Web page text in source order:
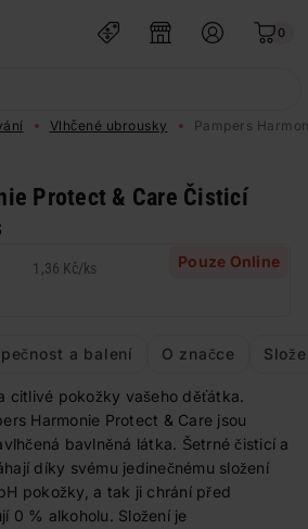
0
Vlhčené ubrousky Pampers
Protect & Care Čisticí
Pouze Online
1,36 Kč/ks
a balení O značce
citlivé pokožky vašeho děťátka.
Harmonie Protect & Care jsou
bavlněná látka. Šetrné čisticí a
díky svému jedinečnému složení
pokožky, a tak ji chrání před
0 % alkoholu. Složení je